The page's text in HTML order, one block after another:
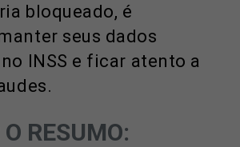
bloqueado, é
seus dados
INSS e ficar atento a
RESUMO: